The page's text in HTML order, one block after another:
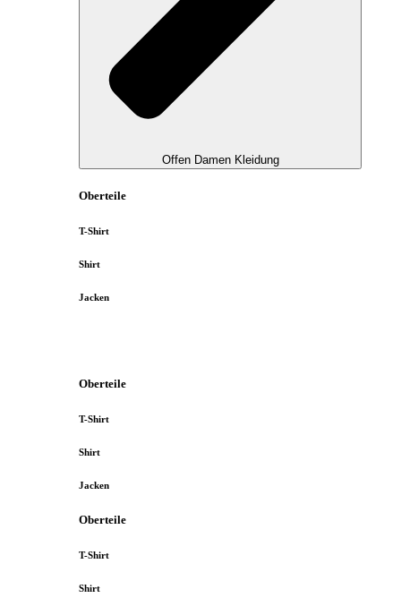
Offen Damen Kleidung
Oberteile
T-Shirt
Shirt
Jacken
Oberteile
T-Shirt
Shirt
Jacken
Oberteile
T-Shirt
Shirt